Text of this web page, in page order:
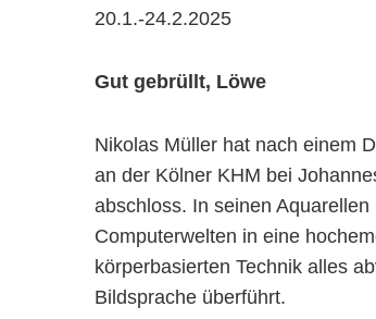
20.1.-24.2.2025
Gut gebrüllt, Löwe
Nikolas Müller hat nach einem
an der Kölner KHM bei
abschloss. In seinen
Computerwelten in eine
körperbasierten Technik alles
Bildsprache überführt.